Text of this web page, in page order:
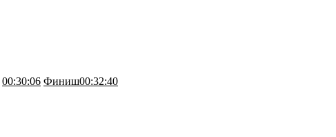
00:30:06 Финиш00:32:40